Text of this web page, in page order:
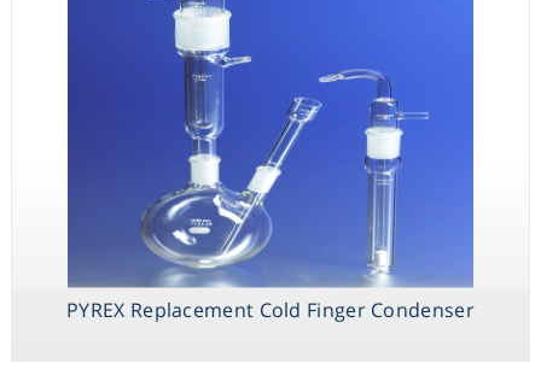
PYREX Replacement Cold Finger Condenser